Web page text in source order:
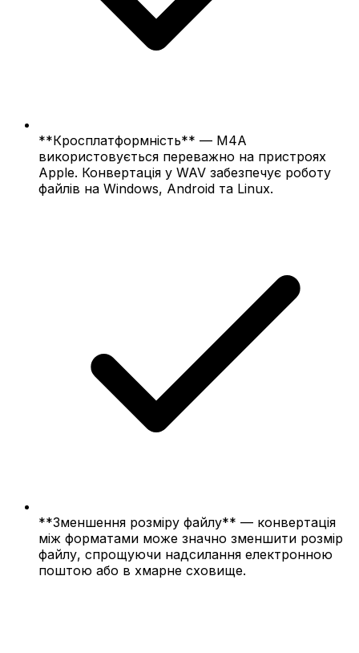
**Кросплатформність** — M4A
використовується переважно на пристроях
Apple. Конвертація у WAV забезпечує роботу
файлів на Windows, Android та Linux.
**Зменшення розміру файлу** — конвертація
між форматами може значно зменшити розмір
файлу, спрощуючи надсилання електронною
поштою або в хмарне сховище.